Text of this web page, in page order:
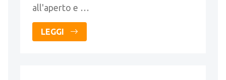
all'aperto e …
LEGGI